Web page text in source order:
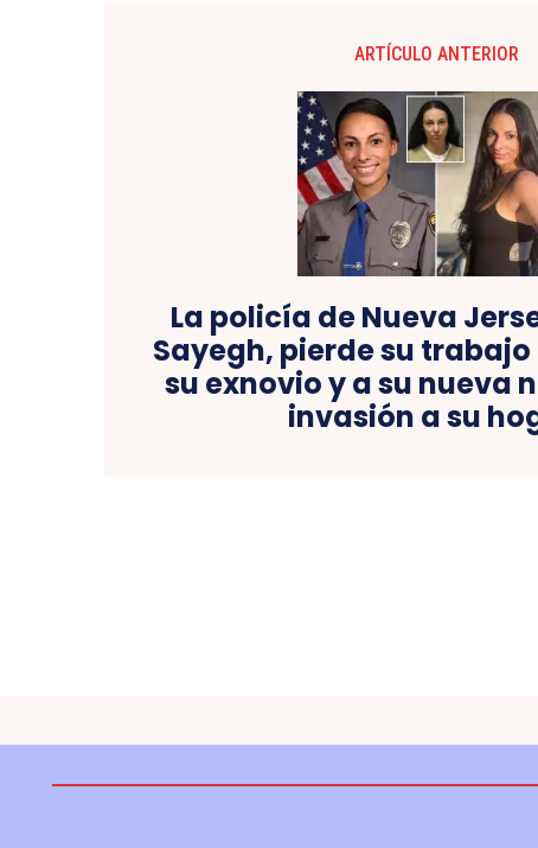
ARTÍCULO ANTERIOR
La policía de Nueva
Sayegh, pierde su
su exnovio y a su nueva
invasión a su